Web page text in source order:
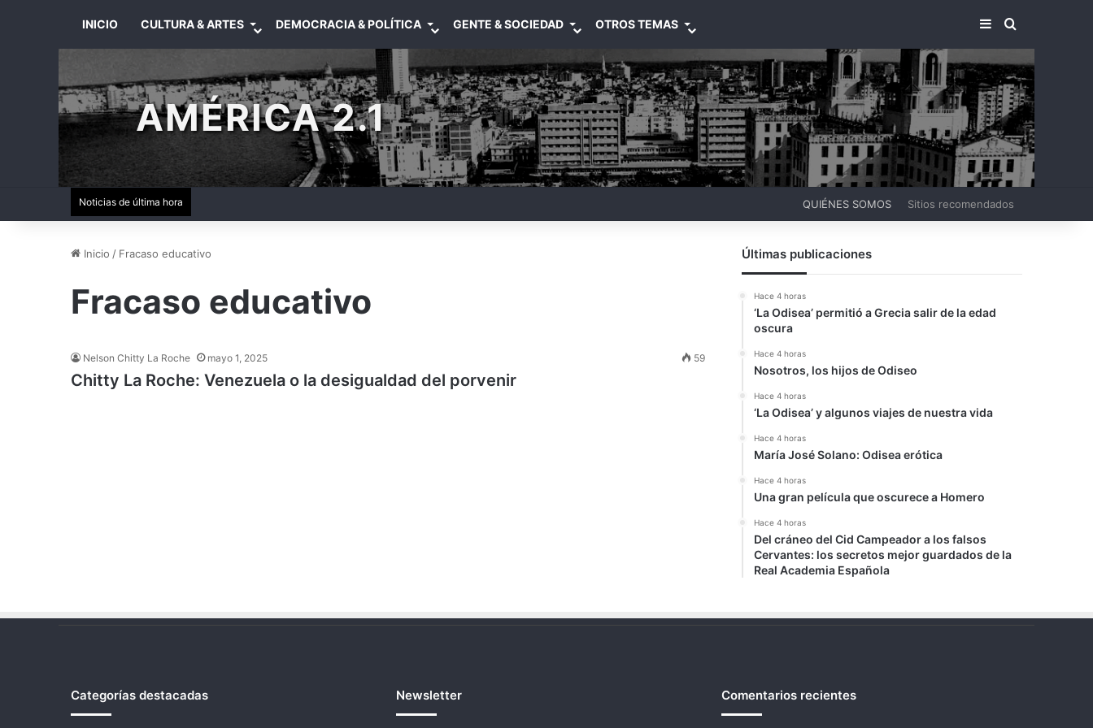
INICIO CULTURA & ARTES DEMOCRACIA & POLÍTICA GENTE & SOCIEDAD OTROS TEMAS BARRA LATERAL
BUSCAR
AMÉRICA 2.1
Noticias de última hora QUIÉNES SOMOS Sitios recomendados
Inicio / Fracaso educativo
Fracaso educativo
Nelson Chitty La Roche mayo 1, 2025 59
Chitty La Roche: Venezuela o la desigualdad del porvenir
Últimas publicaciones
Hace 4 horas
‘La Odisea’ permitió a Grecia salir de la edad
oscura
Hace 4 horas
Nosotros, los hijos de Odiseo
Hace 4 horas
‘La Odisea’ y algunos viajes de nuestra vida
Hace 4 horas
María José Solano: Odisea erótica
Hace 4 horas
Una gran película que oscurece a Homero
Hace 4 horas
Del cráneo del Cid Campeador a los falsos
Cervantes: los secretos mejor guardados de la
Real Academia Española
Categorías destacadas Newsletter Comentarios recientes